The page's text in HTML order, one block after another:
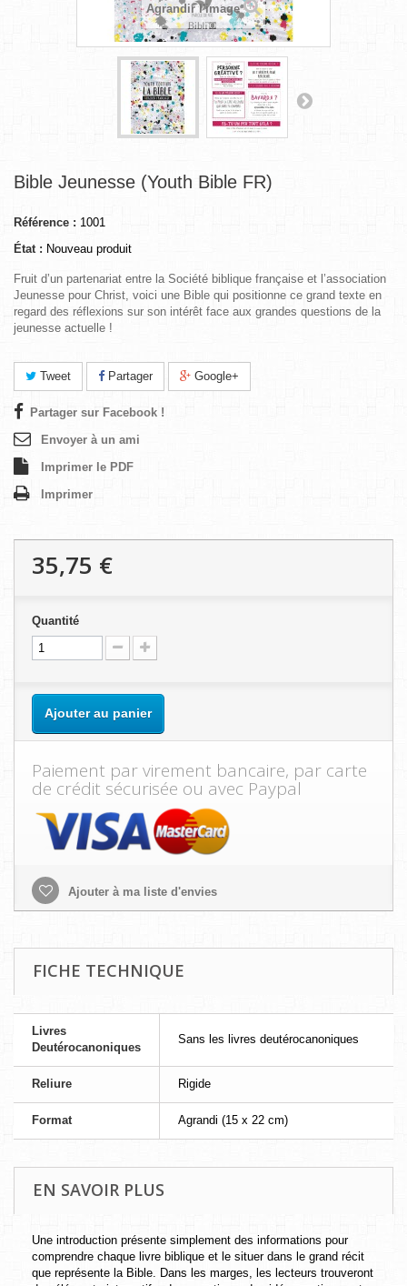
Agrandir l'image
Bible Jeunesse (Youth Bible FR)
Référence : 1001
État : Nouveau produit
Fruit d’un partenariat entre la Société biblique française et l’association
Jeunesse pour Christ, voici une Bible qui positionne ce grand texte en
regard des réflexions sur son intérêt face aux grandes questions de la
jeunesse actuelle !
Tweet Partager Google+
Partager sur Facebook !
Envoyer à un ami
Imprimer le PDF
Imprimer
35,75 €
Quantité
Ajouter au panier
Paiement par virement bancaire, par carte
de crédit sécurisée ou avec Paypal
Ajouter à ma liste d'envies
FICHE TECHNIQUE
Livres
Deutérocanoniques
Sans les livres deutérocanoniques
Reliure Rigide
Format Agrandi (15 x 22 cm)
EN SAVOIR PLUS
Une introduction présente simplement des informations pour
comprendre chaque livre biblique et le situer dans le grand récit
que représente la Bible. Dans les marges, les lecteurs trouveront